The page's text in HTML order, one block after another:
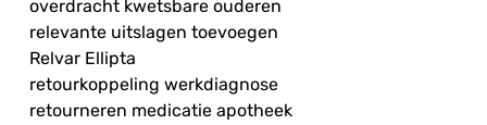
overdracht kwetsbare ouderen
relevante uitslagen toevoegen
Relvar Ellipta
retourkoppeling werkdiagnose
retourneren medicatie apotheek